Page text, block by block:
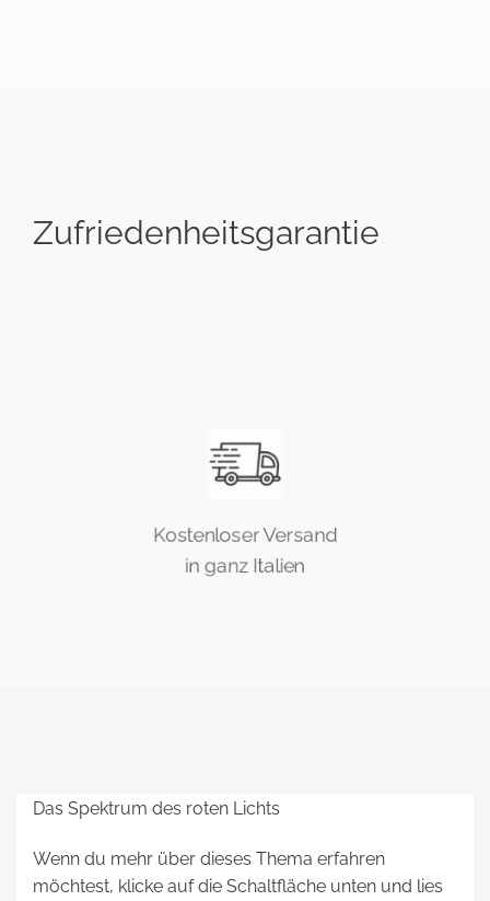
Zufriedenheitsgarantie
Kostenloser Versand
in ganz Italien
Das Spektrum des roten Lichts
Wenn du mehr über dieses Thema erfahren
möchtest, klicke auf die Schaltfläche unten und lies